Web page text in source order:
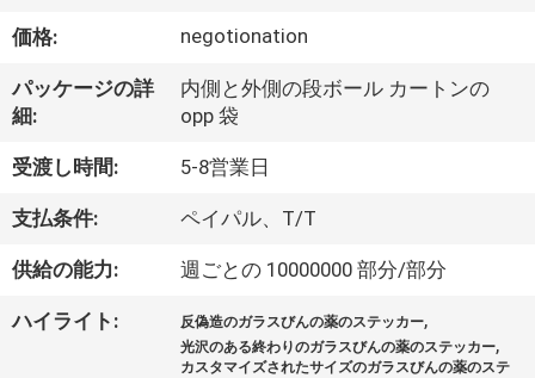
に
つ
い
て
工
場
価格: negotionation
パッケージの詳
細:
内側と外側の段ボール カートンの
opp 袋
受渡し時間: 5-8営業日
支払条件: ペイパル、T/T
供給の能力: 週ごとの 10000000 部分/部分
ハイライト: 反偽造のガラスびんの薬のステッカー,
光沢のある終わりのガラスびんの薬のステッカー,
カスタマイズされたサイズのガラスびんの薬のステ